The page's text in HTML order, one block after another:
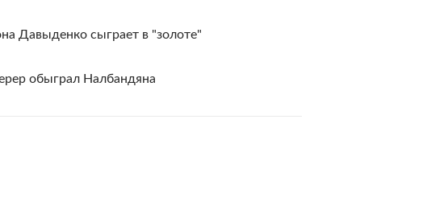
Давыденко сыграет в "золоте"
обыграл Налбандяна